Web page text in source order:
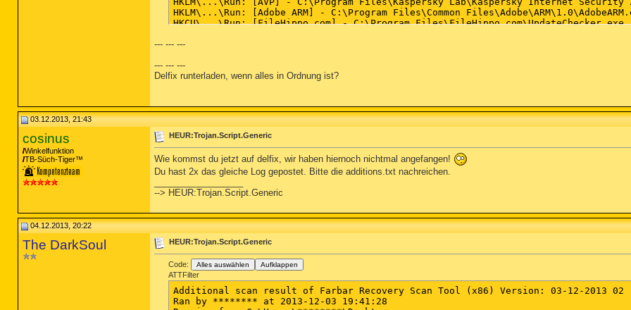
--- --- ---
--- --- ---
Delfix runterladen, wenn alles in Ordnung ist?
03.12.2013, 21:43
cosinus
Winkelfunktion
TB-Süch-Tiger™
HEUR:Trojan.Script.Generic
Wie kommst du jetzt auf delfix, wir haben hiernoch nichtmal angefangen!
Du hast 2x das gleiche Log gepostet. Bitte die additions.txt nachreichen.
--> HEUR:Trojan.Script.Generic
04.12.2013, 20:22
The DarkSoul HEUR:Trojan.Script.Generic
Code: Alles auswählen Aufklappen
ATTFilter
Additional scan result of Farbar Recovery Scan Tool (x86) Version: 03-12-2013 02
Ran by ******** at 2013-12-03 19:41:28